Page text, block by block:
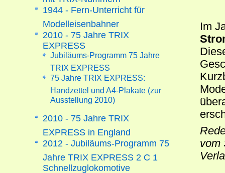
Im
vom
1944 - Fern-Unterricht für
Modelleisenbahner
2010 - 75 Jahre TRIX
EXPRESS
Jubiläums-Programm 75 Jahre
TRIX EXPRESS
75 Jahre TRIX EXPRESS:
Handzettel und A4-Plakate (zur
Ausstellung 2010)
2010 - 75 Jahre TRIX
EXPRESS in England
2012 - Jubiläums-Programm 75
Jahre TRIX EXPRESS 2 C 1
Schnellzuglokomotive